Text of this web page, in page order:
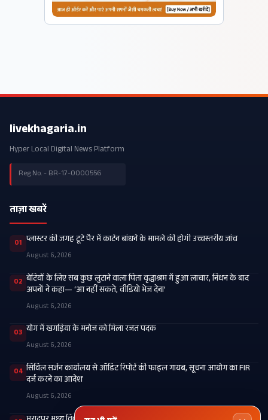
livekhagaria.in
Hyper Local Digital News Platform
Reg.No. - BR-17-0000556
ताज़ा खबरें
01 प्लास्टर की जगह टूटे पैर में कार्टन बांधने के मामले की होगी उच्चस्तरीय जांच
August 6, 2026
02 बेटियों के लिए सब कुछ लुटाने वाला पिता वृद्धाश्रम में हुआ लाचार, निधन के बाद
अपनों ने कहा— ‘आ नहीं सकते, वीडियो भेज देना’
August 6, 2026
03 ​योग में खगड़िया के मनोज को मिला रजत पदक
August 6, 2026
04 सिविल सर्जन कार्यालय से ऑडिट रिपोर्ट की फाइल गायब, सूचना आयोग का FIR
दर्ज करने का आदेश
August 6, 2026